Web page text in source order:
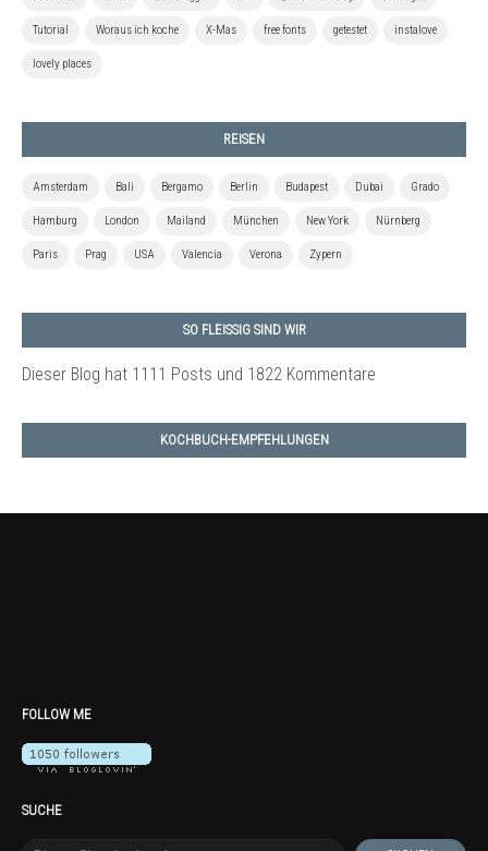
Tutorial Woraus ich koche X-Mas free fonts getestet instalove
lovely places
REISEN
Amsterdam Bali Bergamo Berlin Budapest Dubai Grado
Hamburg London Mailand München New York Nürnberg
Paris Prag USA Valencia Verona Zypern
SO FLEISSIG SIND WIR
Dieser Blog hat 1111 Posts und 1822 Kommentare
KOCHBUCH-EMPFEHLUNGEN
FOLLOW ME
SUCHE